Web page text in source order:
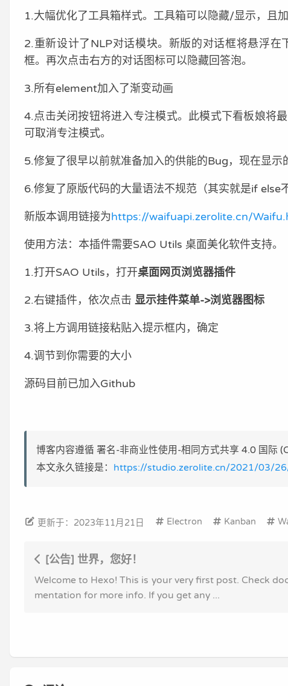
1.大幅优化了工具箱样式。工具箱可以隐藏/显示，且
2.重新设计了NLP对话模块。新版的对话框将悬浮
框。再次点击右方的对话图标可以隐藏回答泡。
3.所有element加入了渐变动画
4.点击关闭按钮将进入专注模式。此模式下看板娘将
可取消专注模式。
5.修复了很早以前就准备加入的供能的Bug，现在显示
6.修复了原版代码的大量语法不规范（其实就是if else
新版本调用链接为https://waifuapi.zerolite.cn/
使用方法：本插件需要SAO Utils 桌面美化软件支持。
1.打开SAO Utils，打开桌面网页浏览器插件
2.右键插件，依次点击 显示挂件菜单->浏览器图标
3.将上方调用链接粘贴入提示框内，确定
4.调节到你需要的大小
源码目前已加入Github
博客内容遵循 署名-非商业性使用-相同方式共享 4.0 国际
本文永久链接是： https://studio.zerolite.cn/2021/03/
更新于：2023年11月21日 Electron Kanban
[公告] 世界，您好！
Welcome to Hexo! This is your very first post. Check
mentation for more info. If you get any ...